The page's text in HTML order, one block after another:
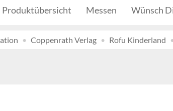
Produktübersicht Messen Wünsch
Coppenrath Verlag Rofu Kinderland